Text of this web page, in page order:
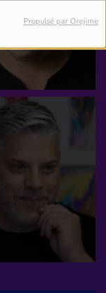
Propulsé par Orejime